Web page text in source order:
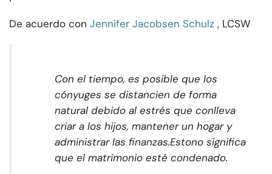
De acuerdo con Jennifer Jacobsen Schulz , LCSW
Con el tiempo, es posible que los
cónyuges se distancien de forma
natural debido al estrés que conlleva
criar a los hijos, mantener un hogar y
administrar las finanzas.Estono significa
que el matrimonio esté condenado.